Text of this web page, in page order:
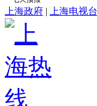
上海政府 | 上海电视台